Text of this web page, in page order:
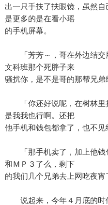
出一只手扶了扶眼镜，虽然
是更多的是在看小瑶
的手机屏幕。
「芳芳～，哥在外边结交
文科班那个死胖子来
骚扰你，是不是哥的那帮兄弟
「你还好说呢，在树林里
是我我也行啊。还把
他手机和钱包都拿了，也不见
「那手机卖了，加上他钱
和ＭＰ３了么，剩下
的我们几个兄弟去上网吃夜宵
说起来，今年４月底的时